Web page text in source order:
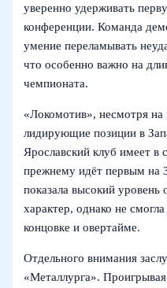
уверенно удерживать
конференции. Команда
умение переламывать
что особенно важно на
чемпионата.
«Локомотив», несмотря
лидирующие позиции в
Ярославский клуб имеет в
прежнему идёт первым на
показала высокий уровень
характер, однако не
концовке и овертайме.
Отдельного внимания
«Металлурга».